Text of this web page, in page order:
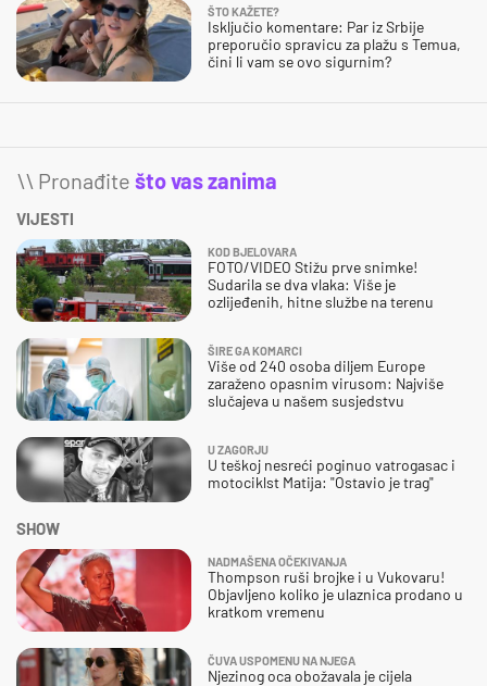
ŠTO KAŽETE?
Isključio komentare: Par iz Srbije
preporučio spravicu za plažu s Temua,
čini li vam se ovo sigurnim?
\\ Pronađite što vas zanima
VIJESTI
KOD BJELOVARA
FOTO/VIDEO Stižu prve snimke!
Sudarila se dva vlaka: Više je
ozlijeđenih, hitne službe na terenu
ŠIRE GA KOMARCI
Više od 240 osoba diljem Europe
zaraženo opasnim virusom: Najviše
slučajeva u našem susjedstvu
U ZAGORJU
U teškoj nesreći poginuo vatrogasac i
motociklst Matija: "Ostavio je trag"
SHOW
NADMAŠENA OČEKIVANJA
Thompson ruši brojke i u Vukovaru!
Objavljeno koliko je ulaznica prodano u
kratkom vremenu
ČUVA USPOMENU NA NJEGA
Njezinog oca obožavala je cijela